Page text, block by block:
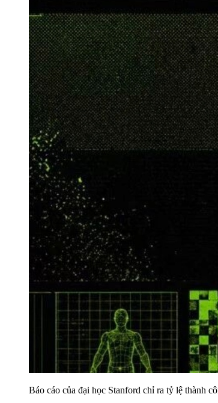
Báo cáo của đại học Stanford chỉ ra tỷ lệ thành